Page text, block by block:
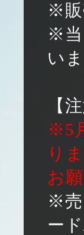
※販
※当
い
【
※5
り
お
※売
ー